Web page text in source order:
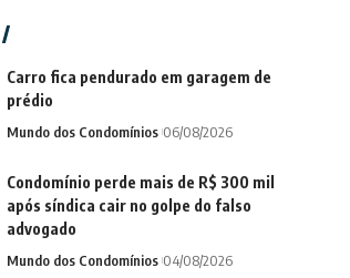
Carro fica pendurado em garagem de
prédio
Mundo dos Condomínios 06/08/2026
Condomínio perde mais de R$ 300 mil
após síndica cair no golpe do falso
advogado
Mundo dos Condomínios 04/08/2026